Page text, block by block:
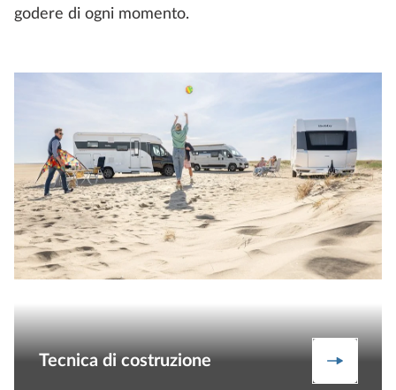
godere di ogni momento.
Tecnica di costruzione Per